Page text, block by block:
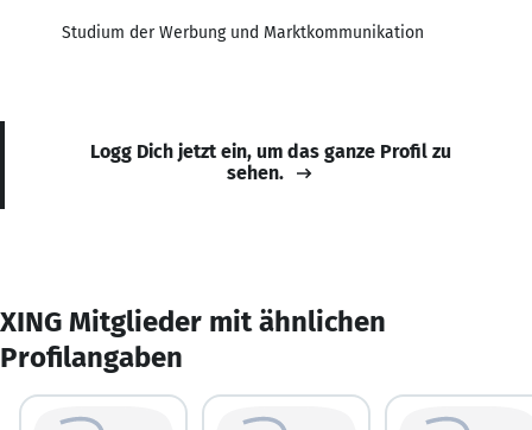
Studium der Werbung und Marktkommunikation
Logg Dich jetzt ein, um das ganze Profil zu
sehen.
XING Mitglieder mit ähnlichen
Profilangaben